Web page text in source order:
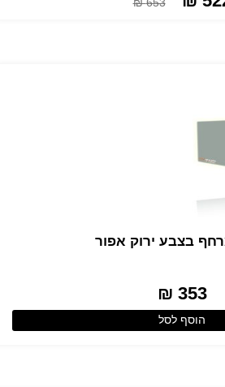
בצבע ירוק אפור
353 ₪
הוסף לסל